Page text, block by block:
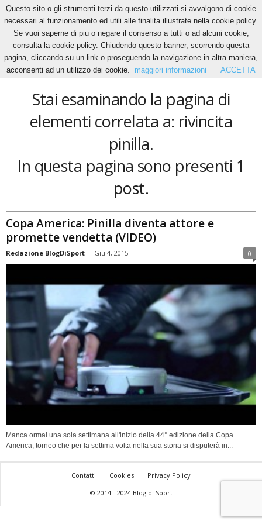
Home Tags Rivincita pinilla
rivincita pinilla
Stai esaminando la pagina di
elementi correlata a: rivincita
pinilla.
In questa pagina sono presenti 1
post.
Copa America: Pinilla diventa attore e
promette vendetta (VIDEO)
Redazione BlogDiSport - Giu 4, 2015 0
Manca ormai una sola settimana all'inizio della 44° edizione della Copa
America, torneo che per la settima volta nella sua storia si disputerà in...
Contatti Cookies
Privacy Policy
© 2014 - 2024 Blog di Sport
Questo sito o gli strumenti terzi da questo utilizzati si avvalgono di cookie
necessari al funzionamento ed utili alle finalita illustrate nella cookie policy.
Se vuoi saperne di piu o negare il consenso a tutti o ad alcuni cookie,
consulta la cookie policy. Chiudendo questo banner, scorrendo questa
pagina, cliccando su un link o proseguendo la navigazione in altra maniera,
acconsenti ad un utilizzo dei cookie.
maggiori informazioni ACCETTA